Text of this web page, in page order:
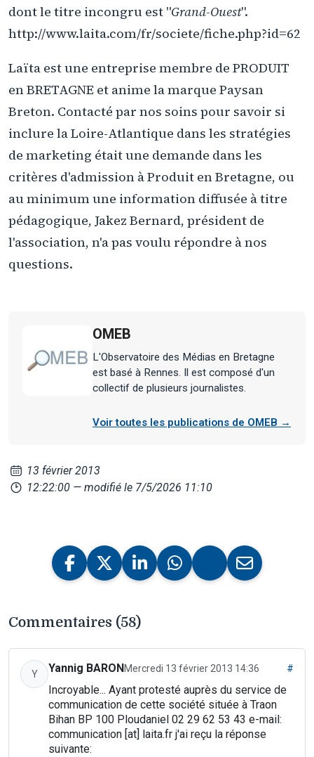
dont le titre incongru est "Grand-Ouest".
http://www.laita.com/fr/societe/fiche.php?id=62
Laïta est une entreprise membre de PRODUIT
en BRETAGNE et anime la marque Paysan
Breton. Contacté par nos soins pour savoir si
inclure la Loire-Atlantique dans les stratégies
de marketing était une demande dans les
critères d'admission à Produit en Bretagne, ou
au minimum une information diffusée à titre
pédagogique, Jakez Bernard, président de
l'association, n'a pas voulu répondre à nos
questions.
OMEB
L'Observatoire des Médias en Bretagne
est basé à Rennes. Il est composé d'un
collectif de plusieurs journalistes.
Voir toutes les publications de OMEB →
13 février 2013
12:22:00 — modifié le 7/5/2026 11:10
Commentaires (58)
Y Yannig BARON Mercredi 13 février 2013 14:36 #
Incroyable... Ayant protesté auprès du service de
communication de cette société située à Traon
Bihan BP 100 Ploudaniel 02 29 62 53 43 e-mail:
communication [at] laita.fr j'ai reçu la réponse
suivante: